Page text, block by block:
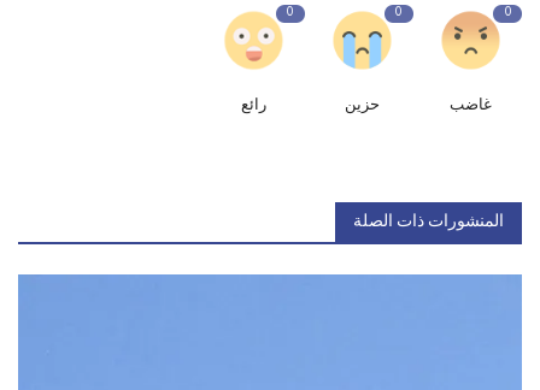
0
غاضب
0
حزين
0
رائع
المنشورات ذات الصلة